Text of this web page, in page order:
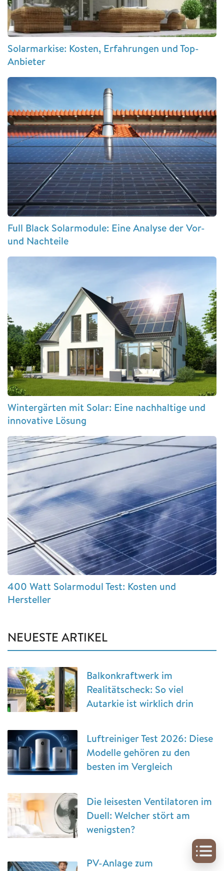
Solarmarkise: Kosten, Erfahrungen und Top-
Anbieter
Full Black Solarmodule: Eine Analyse der Vor-
und Nachteile
Wintergärten mit Solar: Eine nachhaltige und
innovative Lösung
400 Watt Solarmodul Test: Kosten und
Hersteller
NEUESTE ARTIKEL
Balkonkraftwerk im
Realitätscheck: So viel
Autarkie ist wirklich drin
Luftreiniger Test 2026: Diese
Modelle gehören zu den
besten im Vergleich
Die leisesten Ventilatoren im
Duell: Welcher stört am
wenigsten?
PV-Anlage zum